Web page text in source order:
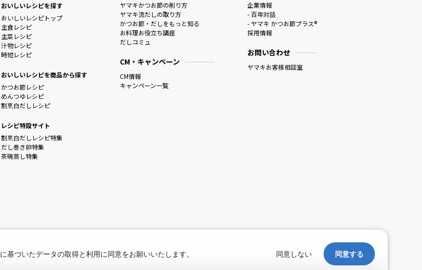
おいしいレシピを探す
おいしいレシピトップ
主食レシピ
主菜レシピ
汁物レシピ
時短レシピ
おいしいレシピを商品から探す
かつお節レシピ
めんつゆレシピ
割烹白だしレシピ
レシピ特設サイト
割烹白だしレシピ特集
だし巻き卵特集
茶碗蒸し特集
ヤマキかつお節の削り方
ヤマキ流だしの取り方
かつお節・だしをもっと知る
お料理お役立ち講座
だしコミュ
CM・キャンペーン
CM情報
キャンペーン一覧
企業情報
- 百年対話
- ヤマキ かつお節プラス®
採用情報
お問い合わせ
ヤマキお客様相談室
に基づいたデータの取得と利用に同意をお願いいたします。 同意しない 同意する